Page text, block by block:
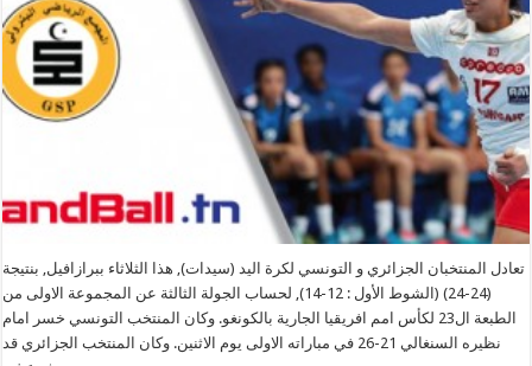
تعادل المنتخبان الجزائري و التونسي لكرة اليد (سيدات), هذا الثلاثاء ببرازافيل, بنتيجة
(24-24) (الشوط الأول : 12-14), لحساب الجولة الثالثة عن المجموعة الاولى من
الطبعة ال23 لكأس امم افريقيا الجارية بالكونغو. وكان المنتخب التونسي خسر امام
نظيره السنغالي 21-26 في مباراته الاولى يوم الاثنين. وكان المنتخب الجزائري قد